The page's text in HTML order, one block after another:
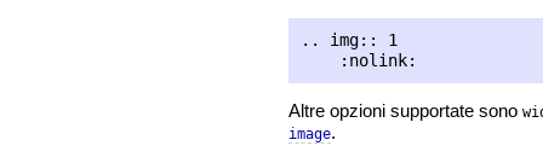
.. img:: 1
Altre opzioni supportate sono
image.